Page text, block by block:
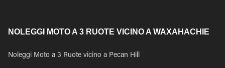
NOLEGGI MOTO A 3 RUOTE VICINO A WAXAHACHIE
Noleggi Moto a 3 Ruote vicino a Pecan Hill